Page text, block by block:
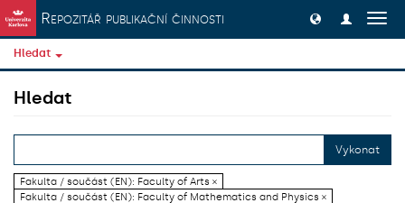
Přeskočit na obsah
Repozitář publikační činnosti
Hledat
Hledat
Vykonat
Fakulta / součást (EN): Faculty of Arts ×
Fakulta / součást (EN): Faculty of Mathematics and Physics ×